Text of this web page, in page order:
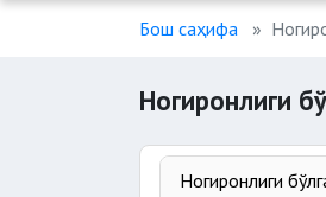
Бош саҳифа
Ногиронлиги
Ногиронлиги